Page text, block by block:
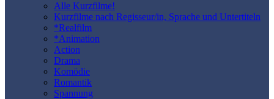
Alle Kurzfilme!
Kurzfilme nach Regisseur/in, Sprache und Untertiteln
*Realfilm
*Animation
Action
Drama
Komödie
Romantik
Spannung